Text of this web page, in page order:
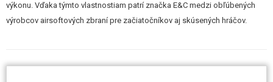
V balení okrem zbrane nájdete tiež jeden kovový zásobník na 300 guličiek.
Ako to býva u značkových zbraniach obvyklé, nabíjačka ani akumulátor
výkonu. Vďaka týmto vlastnostiam patrí značka E&C medzi obľúbených
výrobcov airsoftových zbraní pre začiatočníkov aj skúsených hráčov.